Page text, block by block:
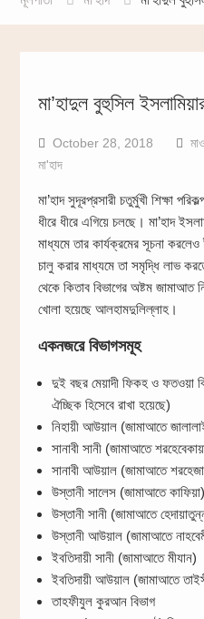
মা’হাদুল বুহুসিল
October 28, 2018
মা'হাদ
মা’হাদ সুদূরপ্রসারী চতুর্মুখী শিক্ষা
ধীরে ধীরে এগিয়ে চলছে। মা’হাদ
মাধ্যমে তার কার্যক্রমের সূচনা
চালু করার মাধ্যমে তা সমৃদ্ধি লাভ
থেকে কিতাব বিভাগের অষ্টম জামাআত
খোলা হয়েছে আলহামদুলিল্লাহ।
একনজরে বিভাগসমূহ
দুই বছর মেয়াদী ফিকহ ও ফতওয়া
ঐচ্ছিক হিসেবে রাখা হয়েছে)
নিহায়ী আউয়াল (জামাআতে
সানাবী সানী (জামাআতে
সানাবী আউয়াল (জামাআতে
উস্তানী সালেস (জামাআতে কাফিয়া)
উস্তানী সানী (জামাআতে
উস্তানী আউয়াল (জামাআতে
ইবতিদায়ী সানী (জামাআতে মীযান)
ইবতিদায়ী আউয়াল (জামাআতে
তাহফীযুল কুরআন বিভাগ